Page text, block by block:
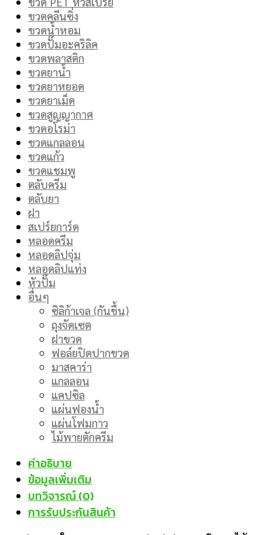
ขวดคลีนซิ่ง
ขวดน้ำหอม
ขวดปั๊มอะคริลิค
ขวดพลาสติก
ขวดยาน้ำ
ขวดยาหยอด
ขวดยาเม็ด
ขวดสูญญากาศ
ขวดอโรม่า
ขวดแกลลอน
ขวดแก้ว
ขวดแชมพู
ตลับครีม
ตลับยา
ฝา
สเปร์ยการ์ด
หลอดครีม
หลอดลิปจุ่ม
หลอดลิปแท่ง
หัวปั๊ม
อื่นๆ
ซิลิก้าเจล (กันชื้น)
ถุงจัดเซต
ฝาขวด
ฟอล์ยปิดปากขวด
มาสคาร่า
แกลลอน
แคปซิล
แผ่นฟองน้ำ
แผ่นโฟมกาว
ไม้พายตักครีม
คำอธิบาย
ข้อมูลเพิ่มเติม
บทวิจารณ์ (0)
การรับประกันสินค้า